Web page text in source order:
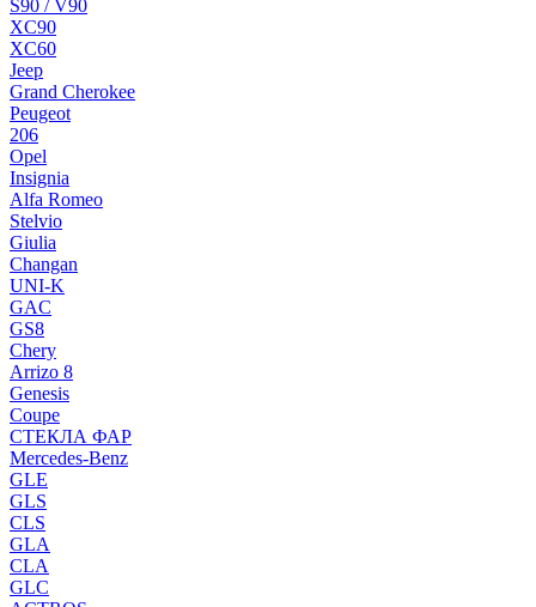
S90 / V90
XC90
XC60
Jeep
Grand Cherokee
Peugeot
206
Opel
Insignia
Alfa Romeo
Stelvio
Giulia
Changan
UNI-K
GAC
GS8
Chery
Arrizo 8
Genesis
Coupe
СТЕКЛА ФАР
Mercedes-Benz
GLE
GLS
CLS
GLA
CLA
GLC